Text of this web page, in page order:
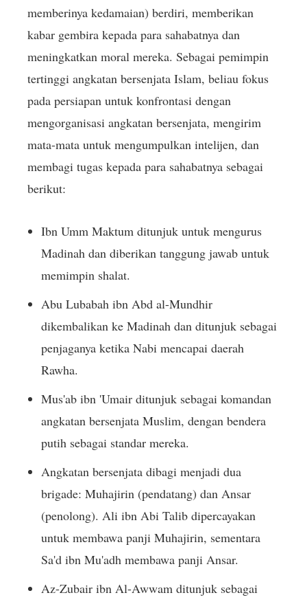
memberinya kedamaian) berdiri, memberikan
kabar gembira kepada para sahabatnya dan
meningkatkan moral mereka. Sebagai pemimpin
tertinggi angkatan bersenjata Islam, beliau fokus
pada persiapan untuk konfrontasi dengan
mengorganisasi angkatan bersenjata, mengirim
mata-mata untuk mengumpulkan intelijen, dan
membagi tugas kepada para sahabatnya sebagai
berikut:
Ibn Umm Maktum ditunjuk untuk mengurus
Madinah dan diberikan tanggung jawab untuk
memimpin shalat.
Abu Lubabah ibn Abd al-Mundhir
dikembalikan ke Madinah dan ditunjuk sebagai
penjaganya ketika Nabi mencapai daerah
Rawha.
Mus'ab ibn 'Umair ditunjuk sebagai komandan
angkatan bersenjata Muslim, dengan bendera
putih sebagai standar mereka.
Angkatan bersenjata dibagi menjadi dua
brigade: Muhajirin (pendatang) dan Ansar
(penolong). Ali ibn Abi Talib dipercayakan
untuk membawa panji Muhajirin, sementara
Sa'd ibn Mu'adh membawa panji Ansar.
Az-Zubair ibn Al-Awwam ditunjuk sebagai